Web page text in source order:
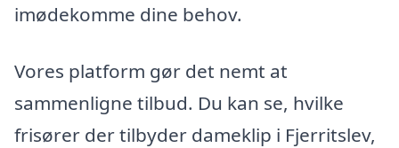
imødekomme dine behov.
Vores platform gør det nemt at
sammenligne tilbud. Du kan se, hvilke
frisører der tilbyder dameklip i Fjerritslev,